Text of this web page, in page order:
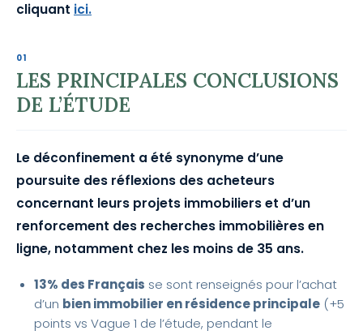
cliquant ici.
LES PRINCIPALES CONCLUSIONS
DE L’ÉTUDE
Le déconfinement a été synonyme d’une
poursuite des réflexions des acheteurs
concernant leurs projets immobiliers et d’un
renforcement des recherches immobilières en
ligne, notamment chez les moins de 35 ans.
13% des Français se sont renseignés pour l’achat
d’un bien immobilier en résidence principale (+5
points vs Vague 1 de l’étude, pendant le